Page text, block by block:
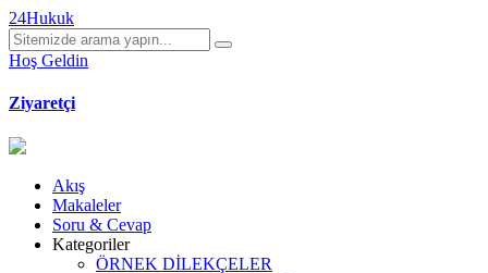
24Hukuk
Hoş Geldin
Ziyaretçi
Akış
Makaleler
Soru & Cevap
Kategoriler
ÖRNEK DİLEKÇELER